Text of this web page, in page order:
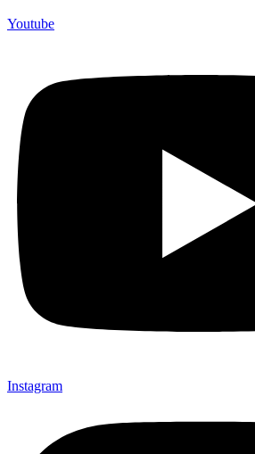
Youtube
Instagram